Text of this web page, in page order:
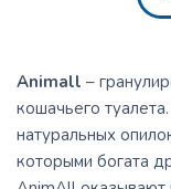
Animall –
кошачьего
натуральных
которыми богата